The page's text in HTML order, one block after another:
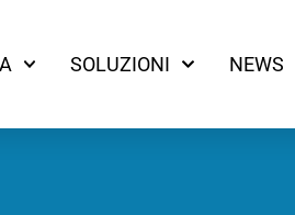
SOLUZIONI NEWS